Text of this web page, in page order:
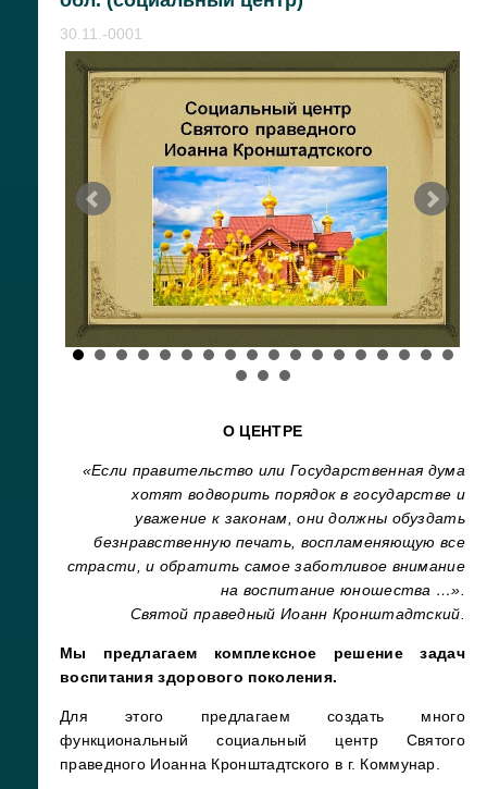
30.11.-0001
О ЦЕНТРЕ
«Если правительство или Государственная дума
хотят водворить порядок в государстве и
уважение к законам, они должны обуздать
безнравственную печать, воспламеняющую все
страсти, и обратить самое заботливое внимание
на воспитание юношества …».
Святой праведный Иоанн Кронштадтский.
Мы предлагаем комплексное решение задач
воспитания здорового поколения.
Для этого предлагаем создать много
функциональный социальный центр Святого
праведного Иоанна Кронштадтского в г. Коммунар.